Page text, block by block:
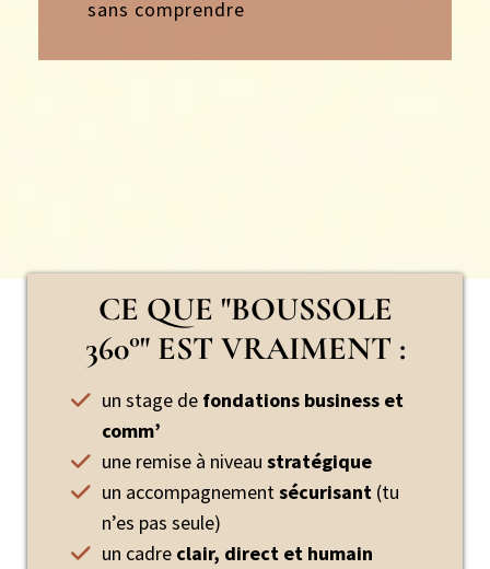
sans comprendre
CE QUE "BOUSSOLE
360°" EST VRAIMENT :
un stage de fondations business et
comm’
une remise à niveau stratégique
un accompagnementsécurisant (tu
n’es pas seule)
un cadre clair, direct et humain